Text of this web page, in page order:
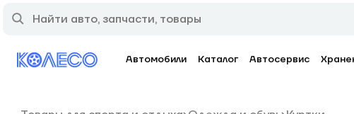
Автомобили Каталог Автосервис